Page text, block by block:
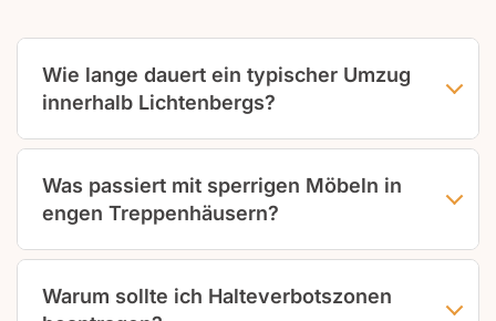
Wie lange dauert ein typischer Umzug
innerhalb Lichtenbergs?
Die Dauer hängt von Wohnungsgröße,
Stockwerk und Möbelmenge ab. Eine 2-
Zimmer-Wohnung ohne Aufzug benötigt meist
entsprechend länger. Frieden Umzüge erstellt
nach Bestandsaufnahme eine realistische
Was passiert mit sperrigen Möbeln in
engen Treppenhäusern?
Große Schränke oder Sofas zerlegen wir vor
dem Transport in handliche Einzelteile. Falls
Warum sollte ich Halteverbotszonen